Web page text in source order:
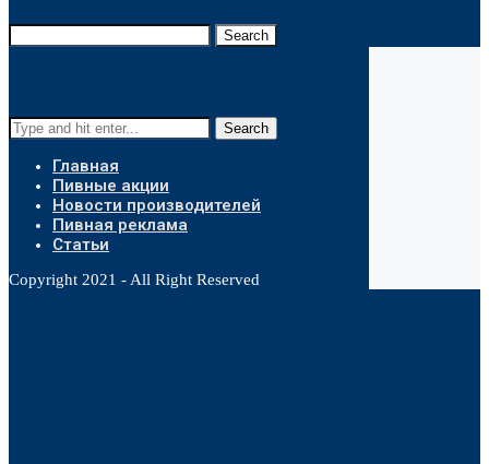
Search
Search
Главная
Пивные акции
Новости производителей
Пивная реклама
Статьи
Copyright 2021 - All Right Reserved